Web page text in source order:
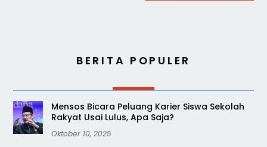
BERITA POPULER
Mensos Bicara Peluang Karier Siswa Sekolah
Rakyat Usai Lulus, Apa Saja?
Oktober 10, 2025